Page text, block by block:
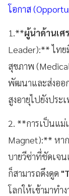
โอกาส
1.**ผู้นำด้านเศ
Leader):** ไทย
สุขภาพ
พัฒนาและส่งออ
สูงอายุไปยังประ
2. **การเป็นแม่
Magnet):** หา
บายวีซ่าที่ชัดเจ
ก็สามารถดึงดูด
โลกให้เข้ามาทำ